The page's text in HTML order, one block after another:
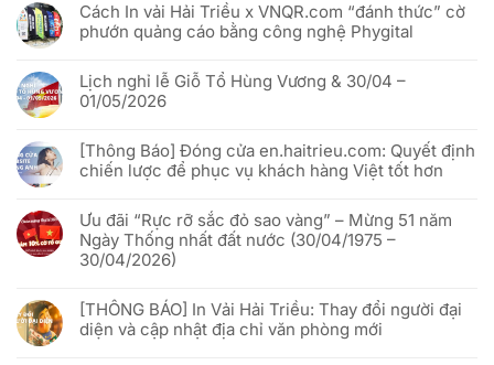
Cách In vải Hải Triều x VNQR.com “đánh thức” cờ
phướn quảng cáo bằng công nghệ Phygital
bình
luận
ở
vải
Hải
Triều
“đánh
thức”
cờ
phướn
quảng
công
nghệ
Phygital
Lịch nghỉ lễ Giỗ Tổ Hùng Vương & 30/04 –
01/05/2026
bình
luận
ở
lễ
Giỗ
Tổ
Hùng
Vương
01/05/2026
[Thông Báo] Đóng cửa en.haitrieu.com: Quyết định
chiến lược để phục vụ khách hàng Việt tốt hơn
bình
luận
ở
[Thông
Báo]
en.haitrieu.com:
Quyết
định
Ưu đãi “Rực rỡ sắc đỏ sao vàng” – Mừng 51 năm
Ngày Thống nhất đất nước (30/04/1975 –
30/04/2026)
bình
luận
ở
[THÔNG BÁO] In Vải Hải Triều: Thay đổi người đại
diện và cập nhật địa chỉ văn phòng mới